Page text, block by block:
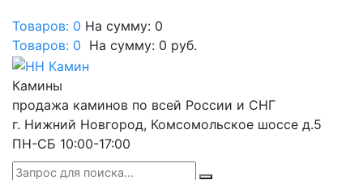
Товаров: 0 На сумму: 0
Товаров: 0 На сумму: 0 руб.
Камины
продажа каминов по всей России и СНГ
г. Нижний Новгород, Комсомольское шоссе д.5
ПН-СБ 10:00-17:00